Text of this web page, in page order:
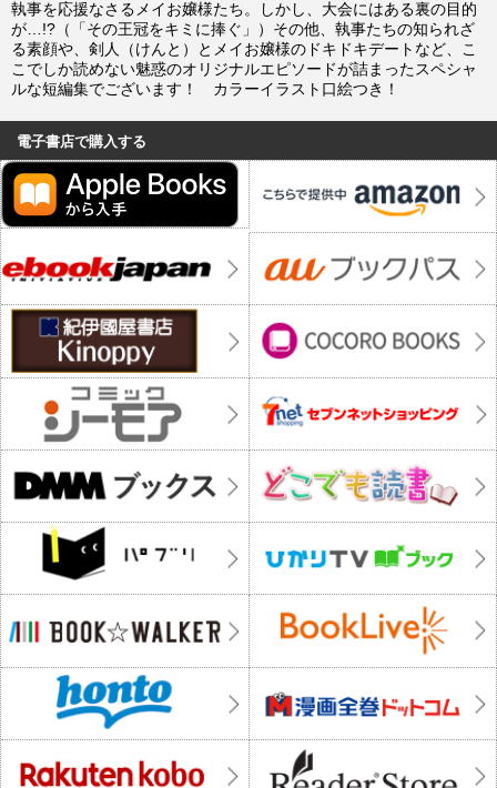
執事を応援なさるメイお嬢様たち。しかし、大会にはある裏の目的
が…!?（「その王冠をキミに捧ぐ」）その他、執事たちの知られざ
る素顔や、剣人（けんと）とメイお嬢様のドキドキデートなど、こ
こでしか読めない魅惑のオリジナルエピソードが詰まったスペシャ
ルな短編集でございます！ カラーイラスト口絵つき！
電子書店で購入する